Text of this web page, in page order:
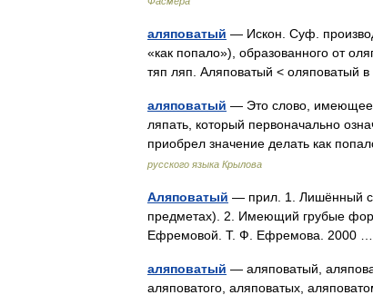
аляповатый — Искон. Суф.
«как попало»), образованного от
тяп ляп. Аляповатый < оляповатый
аляповатый — Это слово, имеющее
ляпать, который первоначально
приобрел значение делать как
русского языка Крылова
Аляповатый — прил. 1. Лишённый
предметах). 2. Имеющий грубые
Ефремовой. Т. Ф. Ефремова. 2000
аляповатый — аляповатый,
аляповатого, аляповатых,